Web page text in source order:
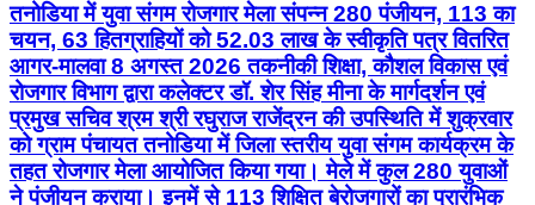
तनोडिया में युवा संगम रोजगार मेला संपन्न 280 पंजीयन, 113 का
चयन, 63 हितग्राहियों को 52.03 लाख के स्वीकृति पत्र वितरित
आगर-मालवा 8 अगस्त 2026 तकनीकी शिक्षा, कौशल विकास एवं
रोजगार विभाग द्वारा कलेक्टर डॉ. शेर सिंह मीना के मार्गदर्शन एवं
प्रमुख सचिव श्रम श्री रघुराज राजेंद्रन की उपस्थिति में शुक्रवार
को ग्राम पंचायत तनोडिया में जिला स्तरीय युवा संगम कार्यक्रम के
तहत रोजगार मेला आयोजित किया गया। मेले में कुल 280 युवाओं
ने पंजीयन कराया। इनमें से 113 शिक्षित बेरोजगारों का प्रारंभिक